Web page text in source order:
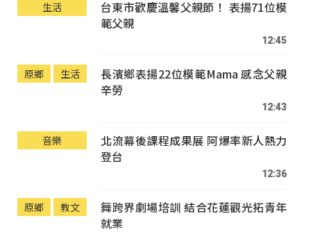
生活
台東市歡慶溫馨父親節！ 表揚71位模
範父親
12:45
原鄉 生活
長濱鄉表揚22位模範Mama 感念父親
辛勞
12:43
音樂
北流幕後課程成果展 阿爆率新人熱力
登台
12:36
原鄉 教文
舞跨界劇場培訓 結合花蓮觀光拓青年
就業